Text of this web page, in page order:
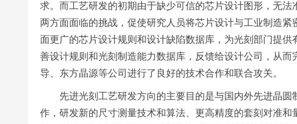
求。而工艺研发的初期由于缺少可信的芯片设计图形，无
两方面面临的挑战，促使研究人员将芯片设计与工业制造
面更广的芯片设计规则和设计缺陷数据库，为光刻部门提
善设计规则和光刻制造能力数据库，反馈给设计公司，从
导、东方晶源等公司进行了良好的技术合作和联合攻关。
先进光刻工艺研发方向的主要目的是与国内外先进晶圆
作，研发新的尺寸测量技术和算法、更高精度的套刻对准